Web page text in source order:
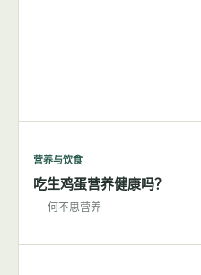
营养与饮食
吃生鸡蛋营养健康吗？
何不思营养